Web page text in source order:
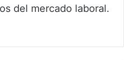
del mercado laboral.